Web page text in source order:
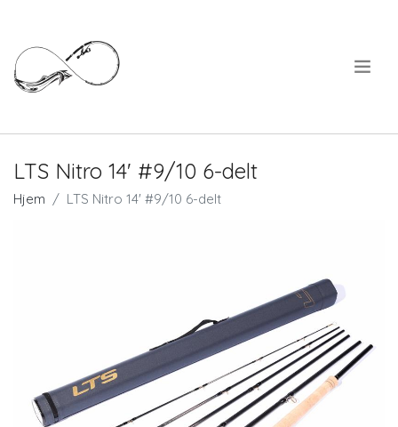
LTS Nitro 14' #9/10 6-delt
Hjem LTS Nitro 14' #9/10 6-delt